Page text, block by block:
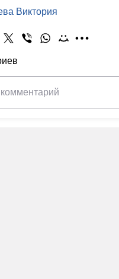
Виктория